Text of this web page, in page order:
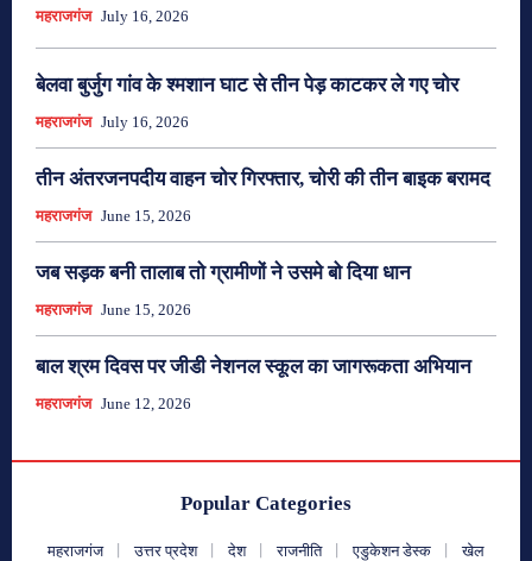
महराजगंज July 16, 2026
बेलवा बुर्जुग गांव के श्मशान घाट से तीन पेड़ काटकर ले गए चोर
महराजगंज July 16, 2026
तीन अंतरजनपदीय वाहन चोर गिरफ्तार, चोरी की तीन बाइक बरामद
महराजगंज June 15, 2026
जब सड़क बनी तालाब तो ग्रामीणों ने उसमे बो दिया धान
महराजगंज June 15, 2026
बाल श्रम दिवस पर जीडी नेशनल स्कूल का जागरूकता अभियान
महराजगंज June 12, 2026
Popular Categories
महराजगंज उत्तर प्रदेश देश राजनीति एडुकेशन डेस्क
खेल